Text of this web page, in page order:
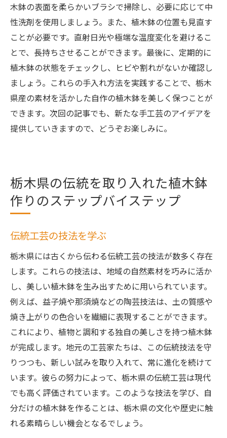
木鉢の表面を柔らかいブラシで掃除し、必要に応じて中
性洗剤を使用しましょう。また、植木鉢の位置も見直す
ことが必要です。直射日光や極端な温度変化を避けるこ
とで、長持ちさせることができます。最後に、定期的に
植木鉢の状態をチェックし、ヒビや割れがないか確認し
ましょう。これらの手入れ方法を実践することで、栃木
県産の素材を活かした自作の植木鉢を美しく保つことが
できます。次回の記事でも、新たな手工芸のアイデアを
提供していきますので、どうぞお楽しみに。
栃木県の伝統を取り入れた植木鉢
作りのステップバイステップ
伝統工芸の技法を学ぶ
栃木県には古くから伝わる伝統工芸の技法が数多く存在
します。これらの技法は、地域の自然素材を巧みに活か
し、美しい植木鉢を生み出すために用いられています。
例えば、益子焼や那須焼などの陶芸技法は、土の質感や
焼き上がりの色合いを繊細に表現することができます。
これにより、植物と調和する独自の美しさを持つ植木鉢
が完成します。地元の工芸家たちは、この伝統技法を守
りつつも、新しい試みを取り入れて、常に進化を続けて
います。彼らの努力によって、栃木県の伝統工芸は現代
でも高く評価されています。このような技法を学び、自
分だけの植木鉢を作ることは、栃木県の文化や歴史に触
れる素晴らしい機会となるでしょう。